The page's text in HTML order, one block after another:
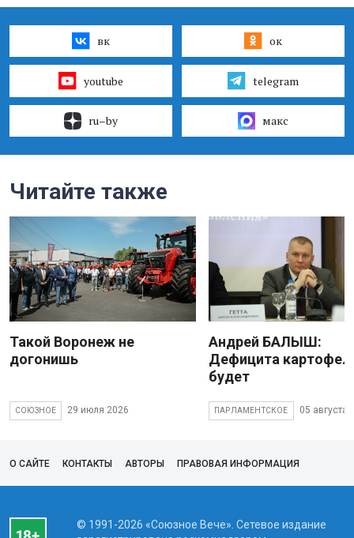
вк ок
youtube telegram
ru–by макс
Читайте также
Такой Воронеж не
догонишь
СОЮЗНОЕ 29 июля 2026
Андрей БАЛЫШ:
Дефицита
будет
ПАРЛАМЕНТСКОЕ 05 августа
О САЙТЕ КОНТАКТЫ АВТОРЫ ПРАВОВАЯ ИНФОРМАЦИЯ
© 1991-2026 «Союзное Вече». Сетевое издание